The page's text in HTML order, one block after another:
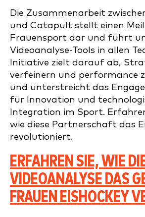
Die Zusammenarbeit
und Catapult stellt einen
Frauensport dar und führt
Videoanalyse-Tools in allen
Initiative zielt darauf ab,
verfeinern und performance
und unterstreicht das
für Innovation und
Integration im Sport.
wie diese Partnerschaft das
revolutioniert.
ERFAHREN SIE, WIE
VIDEOANALYSE DAS
FRAUEN EISHOCKEY